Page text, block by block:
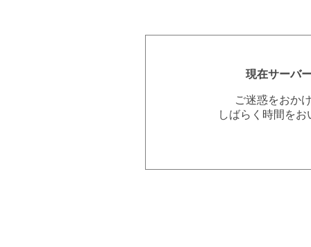
現在サーバ
ご迷惑をおか
しばらく時間を